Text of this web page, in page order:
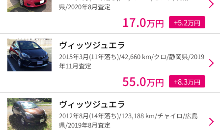
県/2020年8月査定
17.0万円 +5.2万円
ヴィッツジュエラ
2015年3月(11年落ち)/42,660 km/クロ/静岡県/2019
年11月査定
55.0万円 +8.3万円
ヴィッツジュエラ
2012年8月(14年落ち)/123,188 km/チャイロ/広島
県/2019年8月査定